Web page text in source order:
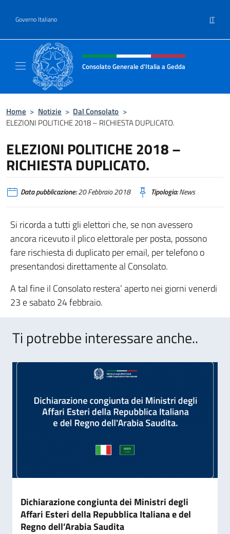
Governo Italiano IT
Intestazione sito, social e menù
Consolato Generale d'Italia a Gedda
Home > Notizie > Dal Consolato >
ELEZIONI POLITICHE 2018 – RICHIESTA DUPLICATO.
ELEZIONI POLITICHE 2018 –
RICHIESTA DUPLICATO.
Data pubblicazione:20 Febbraio 2018 Tipologia:News
Si ricorda a tutti gli elettori che, se non avessero
ancora ricevuto il plico elettorale per posta, possono
fare rischiesta di duplicato per email, per telefono o
presentandosi direttamente al Consolato.
A tal fine il Consolato restera’ aperto nei giorni venerdi
23 e sabato 24 febbraio.
Ti potrebbe interessare anche..
Dichiarazione congiunta dei Ministri degli
Affari Esteri della Repubblica Italiana e del
Regno dell’Arabia Saudita